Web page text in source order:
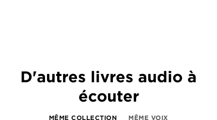
D'autres livres audio à
écouter
MÊME COLLECTION MÊME VOIX